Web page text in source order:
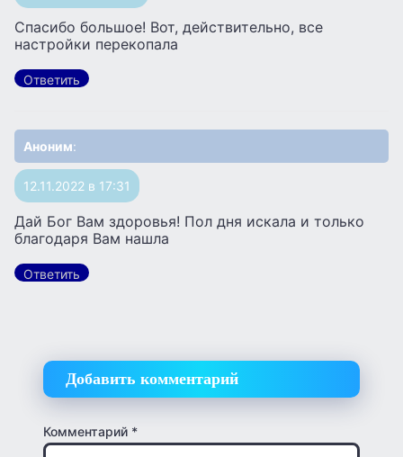
Спасибо большое! Вот, действительно, все
настройки перекопала
Ответить
Аноним:
12.11.2022 в 17:31
Дай Бог Вам здоровья! Пол дня искала и только
благодаря Вам нашла
Ответить
Добавить комментарий
Комментарий *